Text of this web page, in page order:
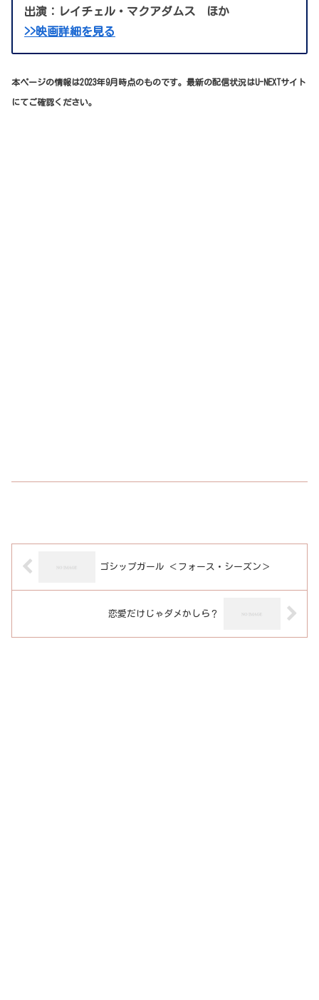
出演：レイチェル・マクアダムス ほか
>>映画詳細を見る
本ページの情報は2023年9月時点のものです。最新の配信状況はU-NEXTサイト
にてご確認ください。
ゴシップガール ＜フォース・シーズン＞
恋愛だけじゃダメかしら？